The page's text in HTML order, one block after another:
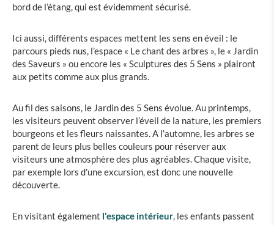
bord de l’étang, qui est évidemment sécurisé.
Ici aussi, différents espaces mettent les sens en éveil : le
parcours pieds nus, l’espace « Le chant des arbres », le « Jardin
des Saveurs » ou encore les « Sculptures des 5 Sens » plairont
aux petits comme aux plus grands.
Au fil des saisons, le Jardin des 5 Sens évolue. Au printemps,
les visiteurs peuvent observer l’éveil de la nature, les premiers
bourgeons et les fleurs naissantes. A l’automne, les arbres se
parent de leurs plus belles couleurs pour réserver aux
visiteurs une atmosphère des plus agréables. Chaque visite,
par exemple lors d'une excursion, est donc une nouvelle
découverte.
En visitant également l'espace intérieur , les enfants passent